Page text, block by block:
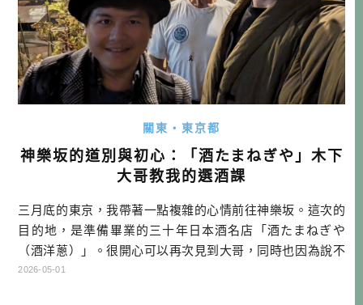
關東・東京都
神樂坂的道別與初心：「酒たまねぎや」木下
大哥教我的選酒課
三月底的東京，我帶著一點複雜的心情前往神樂坂。這次的
目的地，是準備畢業的三十年日本酒名店「酒たまねぎや
（酒洋蔥）」。很開心可以再次見到大哥，同時也因為說不
定是最後一次見面而感到有些捨不得。我是來向給我啟發的
2026-05-01